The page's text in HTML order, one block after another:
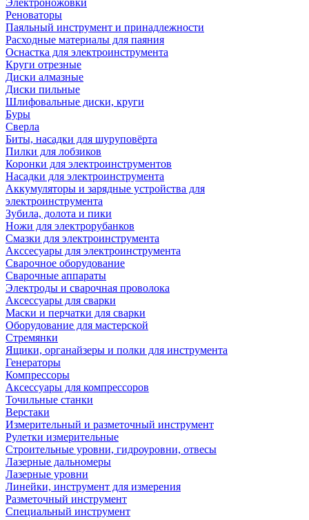
Электроножовки
Реноваторы
Паяльный инструмент и принадлежности
Расходные материалы для паяния
Оснастка для электроинструмента
Круги отрезные
Диски алмазные
Диски пильные
Шлифовальные диски, круги
Буры
Сверла
Биты, насадки для шуруповёрта
Пилки для лобзиков
Коронки для электроинструментов
Насадки для электроинструмента
Аккумуляторы и зарядные устройства для
электроинструмента
Зубила, долота и пики
Ножи для электрорубанков
Смазки для электроинструмента
Акссесуары для электроинструмента
Сварочное оборудование
Сварочные аппараты
Электроды и сварочная проволока
Аксессуары для сварки
Маски и перчатки для сварки
Оборудование для мастерской
Стремянки
Ящики, органайзеры и полки для инструмента
Генераторы
Компрессоры
Аксессуары для компрессоров
Точильные станки
Верстаки
Измерительный и разметочный инструмент
Рулетки измерительные
Строительные уровни, гидроуровни, отвесы
Лазерные дальномеры
Лазерные уровни
Линейки, инструмент для измерения
Разметочный инструмент
Специальный инструмент